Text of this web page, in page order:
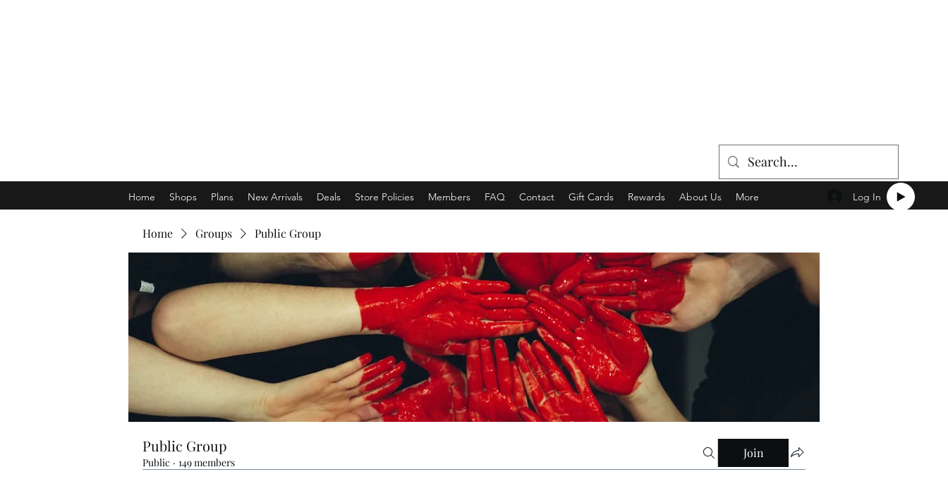
Home Shops Plans New Arrivals Deals Store Policies Members FAQ Contact Gift Cards Rewards About Us More Log In
Home Groups Public Group
Public Group
Public · 149 members
Join